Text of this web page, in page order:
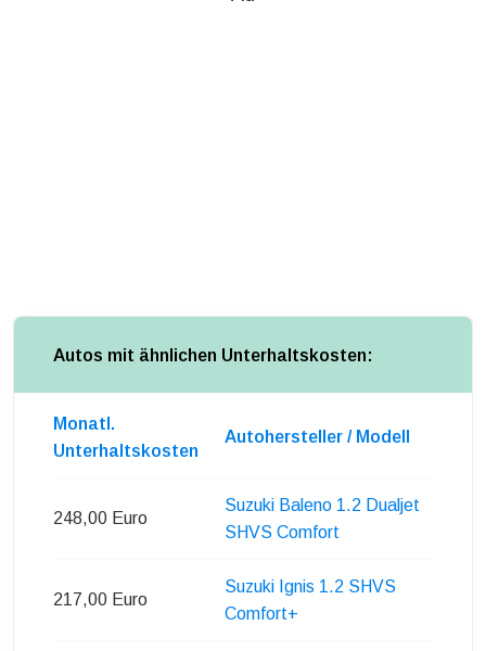
Autos mit ähnlichen Unterhaltskosten:
Monatl.
Unterhaltskosten
Autohersteller / Modell
248,00 Euro
Suzuki Baleno 1.2 Dualjet
SHVS Comfort
217,00 Euro
Suzuki Ignis 1.2 SHVS
Comfort+